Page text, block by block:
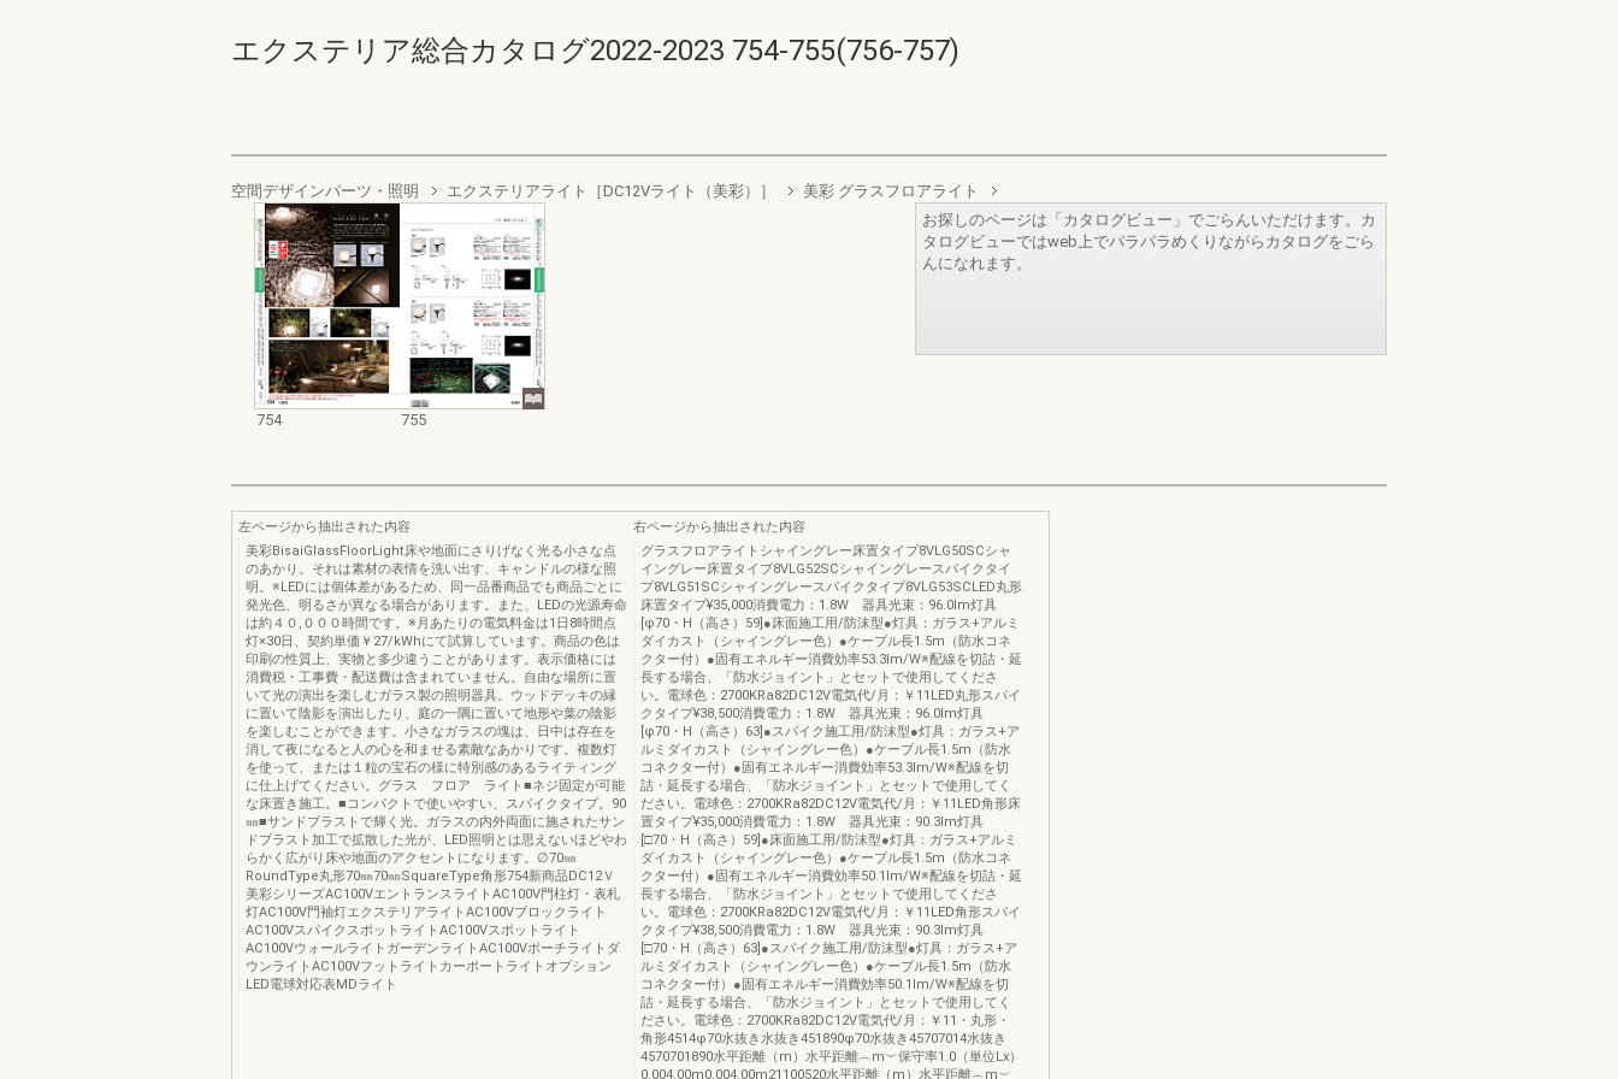
エクステリア総合カタログ2022-2023 754-755(756-757)
空間デザインパーツ・照明 エクステリアライト［DC12Vライト（美彩）］ 美彩 グラスフロアライト
754 755
お探しのページは「カタログビュー」でごらんいただけます。カ
タログビューではweb上でパラパラめくりながらカタログをごら
んになれます。
左ページから抽出された内容
美彩BisaiGlassFloorLight床や地面にさりげなく光る小さな点
のあかり。それは素材の表情を洗い出す、キャンドルの様な照
明。※LEDには個体差があるため、同一品番商品でも商品ごとに
発光色、明るさが異なる場合があります。また、LEDの光源寿命
は約４０,０００時間です。※月あたりの電気料金は1日8時間点
灯×30日、契約単価￥27/kWhにて試算しています。商品の色は
印刷の性質上、実物と多少違うことがあります。表示価格には
消費税・工事費・配送費は含まれていません。自由な場所に置
いて光の演出を楽しむガラス製の照明器具。ウッドデッキの縁
に置いて陰影を演出したり、庭の一隅に置いて地形や葉の陰影
を楽しむことができます。小さなガラスの塊は、日中は存在を
消して夜になると人の心を和ませる素敵なあかりです。複数灯
を使って、または１粒の宝石の様に特別感のあるライティング
に仕上げてください。グラス フロア ライト■ネジ固定が可能
な床置き施工。■コンパクトで使いやすい、スパイクタイプ。90
㎜■サンドブラストで輝く光。ガラスの内外両面に施されたサン
ドブラスト加工で拡散した光が、LED照明とは思えないほどやわ
らかく広がり床や地面のアクセントになります。∅70㎜
RoundType丸形70㎜70㎜SquareType角形754新商品DC12Ｖ
美彩シリーズAC100VエントランスライトAC100V門柱灯・表札
灯AC100V門袖灯エクステリアライトAC100Vブロックライト
AC100VスパイクスポットライトAC100Vスポットライト
AC100VウォールライトガーデンライトAC100Vポーチライトダ
ウンライトAC100Vフットライトカーポートライトオプション
LED電球対応表MDライト
右ページから抽出された内容
グラスフロアライトシャイングレー床置タイプ8VLG50SCシャ
イングレー床置タイプ8VLG52SCシャイングレースパイクタイ
プ8VLG51SCシャイングレースパイクタイプ8VLG53SCLED丸形
床置タイプ¥35,000消費電力：1.8W 器具光束：96.0lm灯具
[φ70・H（高さ）59]●床面施工用/防沫型●灯具：ガラス+アルミ
ダイカスト（シャイングレー色）●ケーブル長1.5m（防水コネ
クター付）●固有エネルギー消費効率53.3lm/W※配線を切詰・延
長する場合、「防水ジョイント」とセットで使用してくださ
い。電球色：2700KRa82DC12V電気代/月：￥11LED丸形スパイ
クタイプ¥38,500消費電力：1.8W 器具光束：96.0lm灯具
[φ70・H（高さ）63]●スパイク施工用/防沫型●灯具：ガラス+ア
ルミダイカスト（シャイングレー色）●ケーブル長1.5m（防水
コネクター付）●固有エネルギー消費効率53.3lm/W※配線を切
詰・延長する場合、「防水ジョイント」とセットで使用してく
ださい。電球色：2700KRa82DC12V電気代/月：￥11LED角形床
置タイプ¥35,000消費電力：1.8W 器具光束：90.3lm灯具
[□70・H（高さ）59]●床面施工用/防沫型●灯具：ガラス+アルミ
ダイカスト（シャイングレー色）●ケーブル長1.5m（防水コネ
クター付）●固有エネルギー消費効率50.1lm/W※配線を切詰・延
長する場合、「防水ジョイント」とセットで使用してくださ
い。電球色：2700KRa82DC12V電気代/月：￥11LED角形スパイ
クタイプ¥38,500消費電力：1.8W 器具光束：90.3lm灯具
[□70・H（高さ）63]●スパイク施工用/防沫型●灯具：ガラス+ア
ルミダイカスト（シャイングレー色）●ケーブル長1.5m（防水
コネクター付）●固有エネルギー消費効率50.1lm/W※配線を切
詰・延長する場合、「防水ジョイント」とセットで使用してく
ださい。電球色：2700KRa82DC12V電気代/月：￥11・丸形・
角形4514φ70水抜き水抜き451890φ70水抜き45707014水抜き
4570701890水平距離（m）水平距離︵m︶保守率1.0（単位Lx）
0.004.00m0.004.00m21100520水平距離（m）水平距離︵m︶